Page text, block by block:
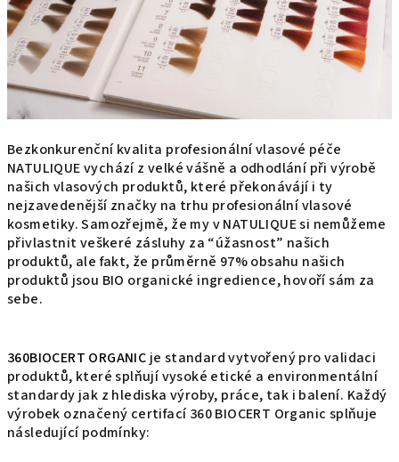
Bezkonkurenční kvalita profesionální vlasové péče
NATULIQUE vychází z velké vášně a odhodlání při výrobě
našich vlasových produktů, které překonávájí i ty
nejzavedenější značky na trhu profesionální vlasové
kosmetiky. Samozřejmě, že my v NATULIQUE si nemůžeme
přivlastnit veškeré zásluhy za “úžasnost” našich
produktů, ale fakt, že průměrně 97% obsahu našich
produktů jsou BIO organické ingredience, hovoří sám za
sebe.
360BIOCERT ORGANIC je standard vytvořený pro validaci
produktů, které splňují vysoké etické a environmentální
standardy jak z hlediska výroby, práce, tak i balení. Každý
výrobek označený certifací 360 BIOCERT Organic splňuje
následující podmínky: